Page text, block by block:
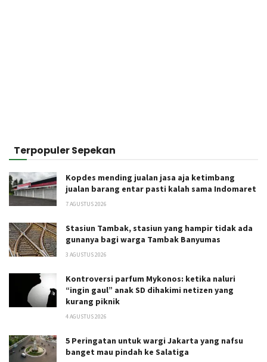
Terpopuler Sepekan
Kopdes mending jualan jasa aja ketimbang
jualan barang entar pasti kalah sama Indomaret
7 AGUSTUS 2026
Stasiun Tambak, stasiun yang hampir tidak ada
gunanya bagi warga Tambak Banyumas
3 AGUSTUS 2026
Kontroversi parfum Mykonos: ketika naluri
“ingin gaul” anak SD dihakimi netizen yang
kurang piknik
4 AGUSTUS 2026
5 Peringatan untuk wargi Jakarta yang nafsu
banget mau pindah ke Salatiga